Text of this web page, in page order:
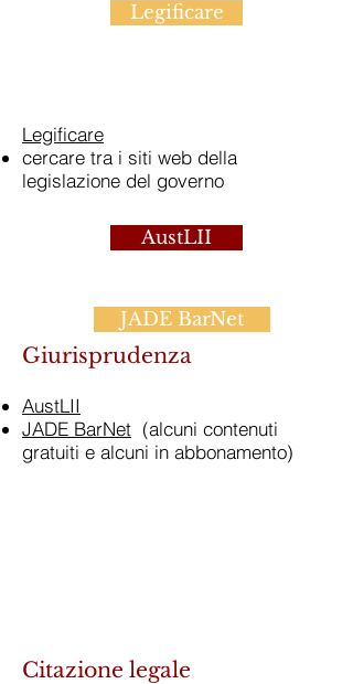
Legificare
cercare tra i siti web della
legislazione del governo
Giurisprudenza
AustLII
JADE BarNet (alcuni contenuti
gratuiti e alcuni in abbonamento)
Citazione legale
Legificare
AustLII
JADE BarNet